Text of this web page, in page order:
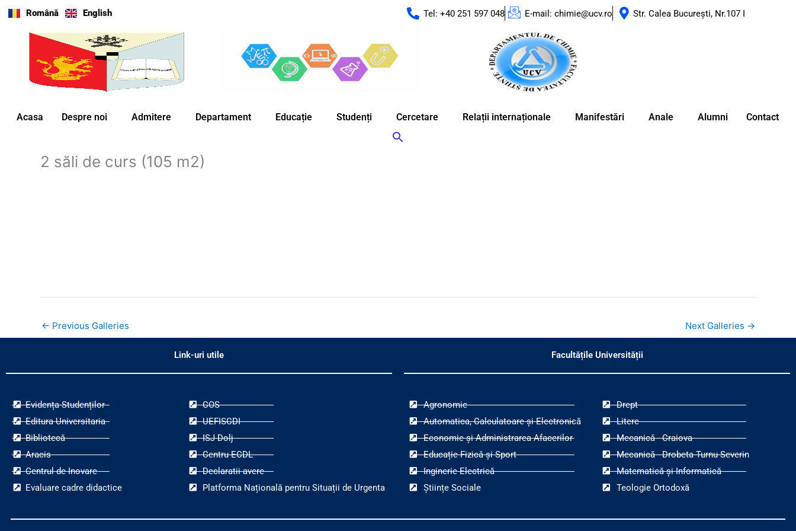
Skip
content
Română English Tel: +40 251 597 048 E-mail: chimie@ucv.ro Str. Calea Bucureşti, Nr.107 I
Acasa Despre noi Admitere Departament Educație Studenți Cercetare Relații internaționale Manifestări Anale Alumni Contact
2 săli de curs (105 m2)
← Previous Galleries Next Galleries →
Link-uri utile
Evidența Studenților
Editura Universitaria
Bibliotecă
Aracis
Centrul de Inovare
Evaluare cadre didactice
COS
UEFISCDI
ISJ Dolj
Centru ECDL
Declaratii avere
Platforma Națională pentru Situații de Urgenta
Facultățile Universității
Agronomie
Automatica, Calculatoare și Electronică
Economie și Administrarea Afacerilor
Educație Fizică și Sport
Inginerie Electrică
Științe Sociale
Drept
Litere
Mecanică - Craiova
Mecanică - Drobeta Turnu-Severin
Matematică și Informatică
Teologie Ortodoxă